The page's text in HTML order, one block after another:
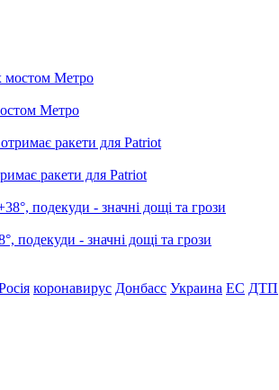
Метро
ракети для Patriot
подекуди - значні дощі та грози
коронавирус Донбасс Украина ЕС ДТП